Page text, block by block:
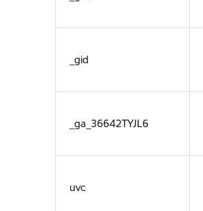
_gid
_ga_36642TYJL6
uvc